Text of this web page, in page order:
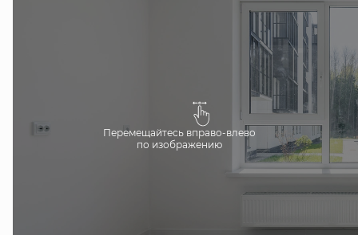
Перемещайтесь вправо-влево
по изображению